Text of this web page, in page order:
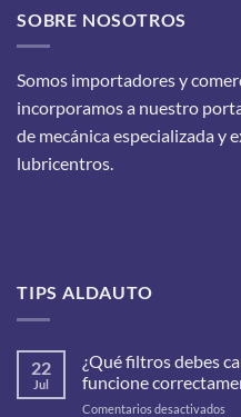
SOBRE NOSOTROS
Somos importadores y
incorporamos a nuestro
de mecánica especializada y
lubricentros.
TIPS ALDAUTO
22
Jul
¿Qué filtros debes
funcione
Comentarios desactivados